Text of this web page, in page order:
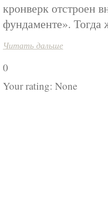
кронверк отстроен
фундаменте». Тогда
Читать дальше
0
Your rating: None